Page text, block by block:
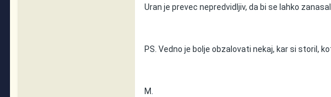
Uran je prevec nepredvidljiv, da bi se lahko
PS. Vedno je bolje obzalovati nekaj, kar si storil,
M.